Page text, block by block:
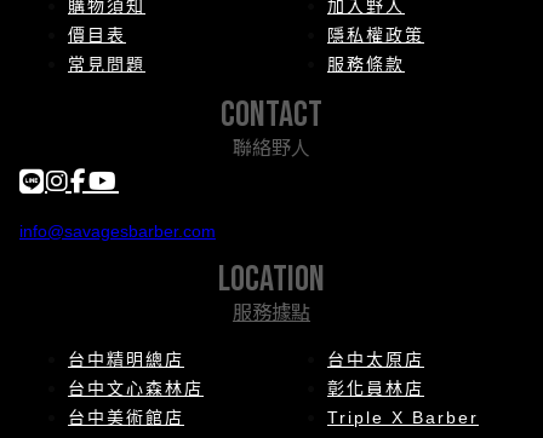
購物須知
價目表
常見問題
加入野人
隱私權政策
服務條款
contact
聯絡野人
info@savagesbarber.com
location
服務據點
台中精明總店
台中文心森林店
台中美術館店
台中太原店
彰化員林店
Triple X Barber